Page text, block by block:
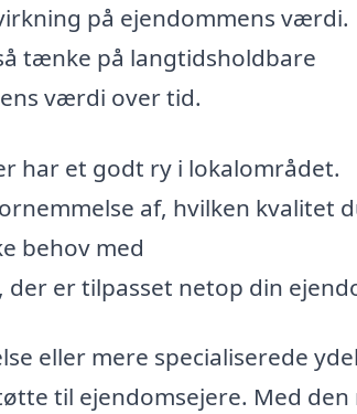
på ejendommens værdi.
tænke på langtidsholdbare
værdi over tid.
har et godt ry i lokalområdet.
af, hvilken kvalitet
behov med
er tilpasset netop din
eller mere specialiserede
til ejendomsejere. Med